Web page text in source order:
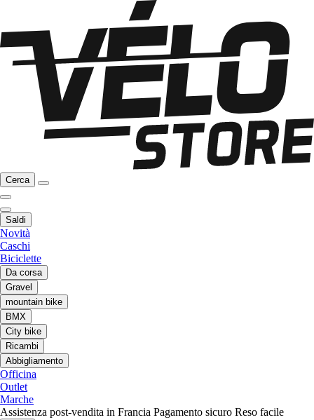
Cerca
Saldi
Novità
Caschi
Biciclette
Da corsa
Gravel
mountain bike
BMX
City bike
Ricambi
Abbigliamento
Officina
Outlet
Marche
Assistenza post-vendita in Francia Pagamento sicuro Reso facile